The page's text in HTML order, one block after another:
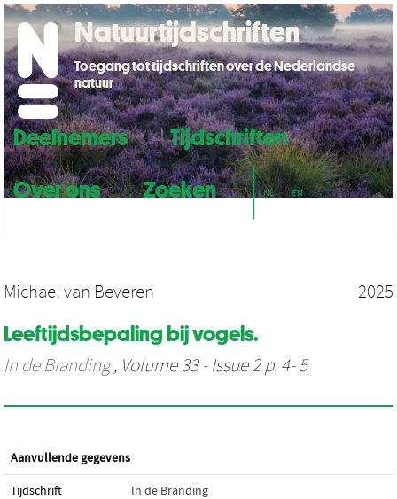
Deelnemers
Tijdschriften
Over ons
Zoeken NL EN
Natuurtijdschriften
Toegang tot tijdschriften over de Nederlandse
natuur
Michael van Beveren 2025
Leeftijdsbepaling bij vogels.
In de Branding, Volume 33 - Issue 2 p. 4- 5
Aanvullende gegevens
Tijdschrift In de Branding